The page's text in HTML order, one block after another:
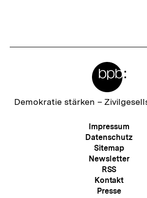
Zur
Demokratie stärken –
Meta-
Impressum
Datenschutz
Sitemap
Newsletter
RSS
Kontakt
Presse